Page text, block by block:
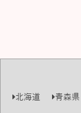
北海道 青森県